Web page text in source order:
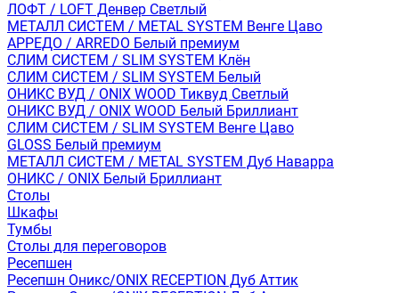
ЛОФТ / LOFT Денвер Светлый
МЕТАЛЛ СИСТЕМ / METAL SYSTEM Венге Цаво
АРРЕДО / ARREDO Белый премиум
СЛИМ СИСТЕМ / SLIM SYSTEM Клён
СЛИМ СИСТЕМ / SLIM SYSTEM Белый
ОНИКС ВУД / ONIX WOOD Тиквуд Светлый
ОНИКС ВУД / ONIX WOOD Белый Бриллиант
СЛИМ СИСТЕМ / SLIM SYSTEM Венге Цаво
GLOSS Белый премиум
МЕТАЛЛ СИСТЕМ / METAL SYSTEM Дуб Наварра
ОНИКС / ONIX Белый Бриллиант
Столы
Шкафы
Тумбы
Столы для переговоров
Ресепшен
Ресепшн Оникс/ONIX RECEPTION Дуб Аттик